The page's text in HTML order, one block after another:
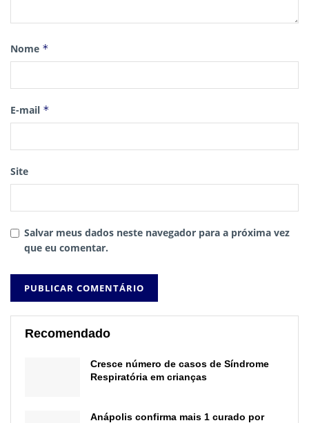
Nome *
E-mail *
Site
Salvar meus dados neste navegador para a próxima vez
que eu comentar.
Recomendado
Cresce número de casos de Síndrome
Respiratória em crianças
Anápolis confirma mais 1 curado por